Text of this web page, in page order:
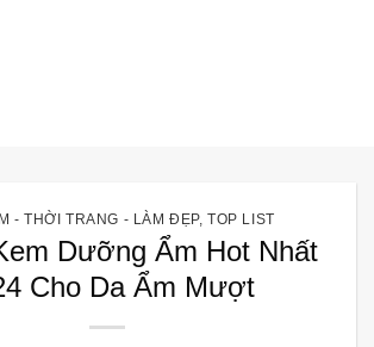
- THỜI TRANG - LÀM ĐẸP,TOP LIST
Dưỡng Ẩm Hot Nhất
Cho Da Ẩm Mượt